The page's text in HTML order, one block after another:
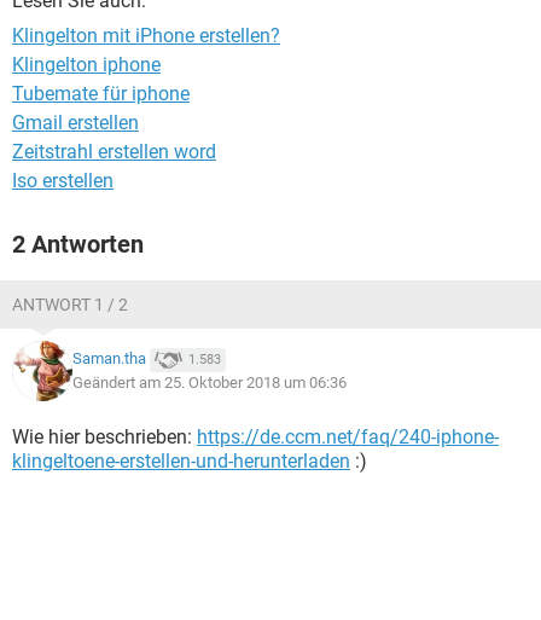
Klingelton mit iPhone erstellen?
Klingelton iphone
Tubemate für iphone
Gmail erstellen
Zeitstrahl erstellen word
Iso erstellen
2 Antworten
ANTWORT 1 / 2
Saman.tha 1.583
Geändert am 25. Oktober 2018 um 06:36
Wie hier beschrieben: https://de.ccm.net/faq/240-iphone-
klingeltoene-erstellen-und-herunterladen :)